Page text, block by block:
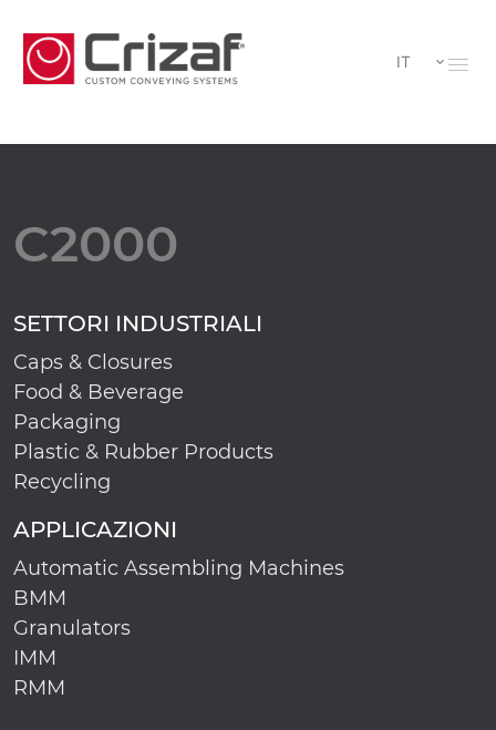
IT
C2000
SETTORI INDUSTRIALI
Caps & Closures
Food & Beverage
Packaging
Plastic & Rubber Products
Recycling
APPLICAZIONI
Automatic Assembling Machines
BMM
Granulators
IMM
RMM